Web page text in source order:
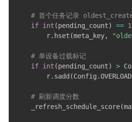
# 首个任务记录
if int (pending_count) == 1
        r
. hset (meta_key,
# 单设备过载标记
if int (pending_count) >
        r
. sadd (Config .
# 刷新调度分数
    _refresh_schedule_score
(